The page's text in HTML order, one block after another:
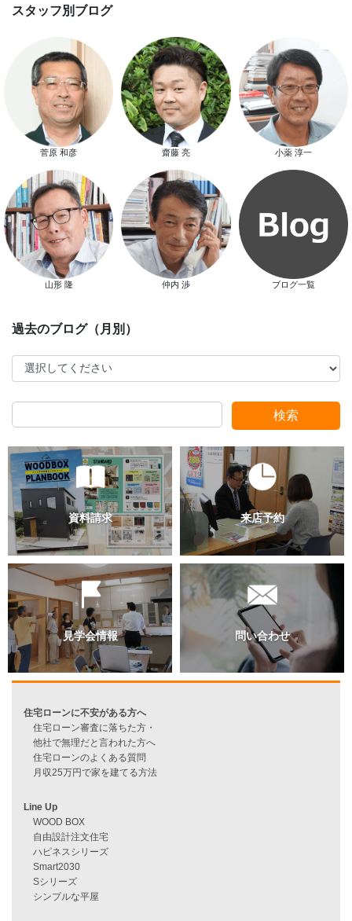
スマートハウス 完成見学会開催
新春特別キャンペーン
スタッフ別ブログ
菅原 和彦 齋藤 亮 小薬 淳一
山形 隆 仲内 渉 ブログ一覧
過去のブログ（月別）
検索